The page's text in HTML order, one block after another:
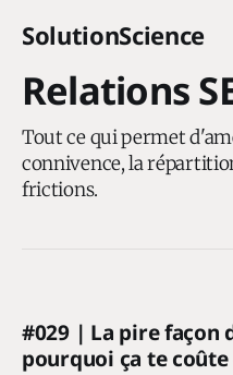
SolutionScience
Relations
Tout ce qui permet
connivence, la
frictions.
#029 | La pire façon
pourquoi ça te coûte